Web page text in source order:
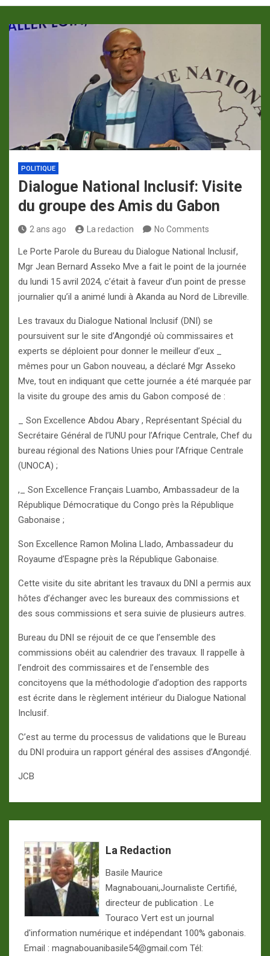
POLITIQUE
Dialogue National Inclusif: Visite
du groupe des Amis du Gabon
2 ans ago La redaction No Comments
Le Porte Parole du Bureau du Dialogue National Inclusif,
Mgr Jean Bernard Asseko Mve a fait le point de la journée
du lundi 15 avril 2024, c’était à faveur d’un point de presse
journalier qu’il a animé lundi à Akanda au Nord de Libreville.
Les travaux du Dialogue National Inclusif (DNI) se
poursuivent sur le site d’Angondjé où commissaires et
experts se déploient pour donner le meilleur d’eux _
mêmes pour un Gabon nouveau, a déclaré Mgr Asseko
Mve, tout en indiquant que cette journée a été marquée par
la visite du groupe des amis du Gabon composé de :
_ Son Excellence Abdou Abary , Représentant Spécial du
Secrétaire Général de l’UNU pour l’Afrique Centrale, Chef du
bureau régional des Nations Unies pour l’Afrique Centrale
(UNOCA) ;
,_ Son Excellence Français Luambo, Ambassadeur de la
République Démocratique du Congo près la République
Gabonaise ;
Son Excellence Ramon Molina LIado, Ambassadeur du
Royaume d’Espagne près la République Gabonaise.
Cette visite du site abritant les travaux du DNI a permis aux
hôtes d’échanger avec les bureaux des commissions et
des sous commissions et sera suivie de plusieurs autres.
Bureau du DNI se réjouit de ce que l’ensemble des
commissions obéit au calendrier des travaux. Il rappelle à
l’endroit des commissaires et de l’ensemble des
concitoyens que la méthodologie d’adoption des rapports
est écrite dans le règlement intérieur du Dialogue National
Inclusif.
C’est au terme du processus de validations que le Bureau
du DNI produira un rapport général des assises d’Angondjé.
JCB
La Redaction
Basile Maurice
Magnabouani,Journaliste Certifié,
directeur de publication . Le
Touraco Vert est un journal
d'information numérique et indépendant 100% gabonais.
Email : magnabouanibasile54@gmail.com Tél:
p
m